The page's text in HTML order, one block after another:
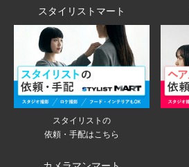
スタイリストマート
スタイリストの
依頼・手配はこちら